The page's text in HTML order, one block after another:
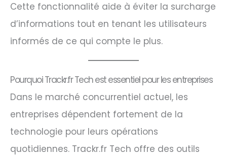
Cette fonctionnalité aide à éviter la surcharge
d’informations tout en tenant les utilisateurs
informés de ce qui compte le plus.
Pourquoi Trackr.fr Tech est essentiel pour les entreprises
Dans le marché concurrentiel actuel, les
entreprises dépendent fortement de la
technologie pour leurs opérations
quotidiennes. Trackr.fr Tech offre des outils